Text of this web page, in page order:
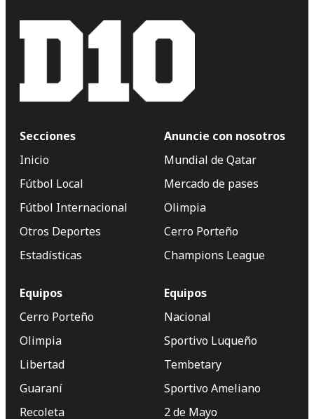
Secciones
Inicio
Fútbol Local
Fútbol Internacional
Otros Deportes
Estadísticas
Anuncie con nosotros
Mundial de Qatar
Mercado de pases
Olimpia
Cerro Porteño
Champions League
Equipos
Cerro Porteño
Olimpia
Libertad
Guaraní
Recoleta
Equipos
Nacional
Sportivo Luqueño
Tembetary
Sportivo Ameliano
2 de Mayo